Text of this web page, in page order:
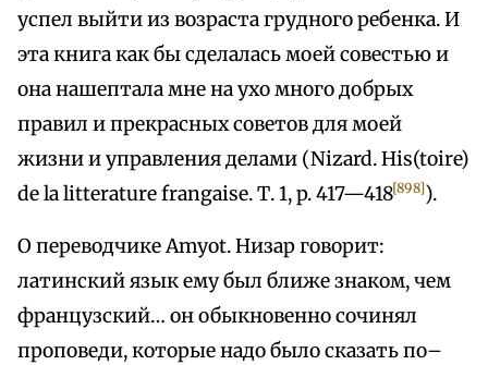
успел выйти из возраста грудного ребенка. И
эта книга как бы сделалась моей совестью и
она нашептала мне на ухо много добрых
правил и прекрасных советов для моей
жизни и управления делами (Nizard. His(toire)
de la litterature frangaise. Т. 1, p. 417—418[898]).
О переводчике Amyot. Низар говорит:
латинский язык ему был ближе знаком, чем
французский… он обыкновенно сочинял
проповеди, которые надо было сказать по–